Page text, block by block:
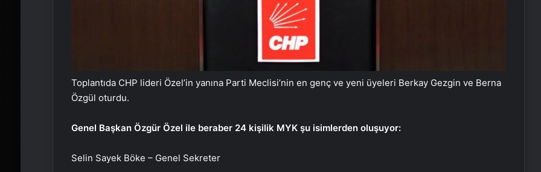
Toplantıda CHP lideri Özel’in yanına Parti Meclisi’nin en genç ve yeni üyeleri Berkay Gezgin ve Berna
Özgül oturdu.
Genel Başkan Özgür Özel ile beraber 24 kişilik MYK şu isimlerden oluşuyor:
Selin Sayek Böke – Genel Sekreter